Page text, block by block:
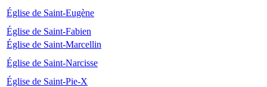
Église de Saint-Eugène
Église de Saint-Fabien
Église de Saint-Marcellin
Église de Saint-Narcisse
Église de Saint-Pie-X